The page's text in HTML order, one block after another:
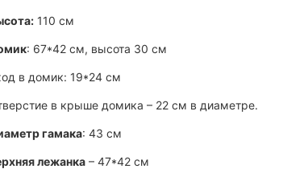
110 см
: 67*42 см, высота 30 см
в домик: 19*24 см
в крыше домика – 22 см в диаметре.
гамака: 43 см
лежанка – 47*42 см